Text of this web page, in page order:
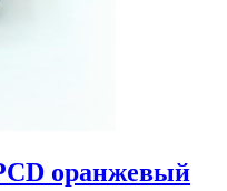
оранжевый